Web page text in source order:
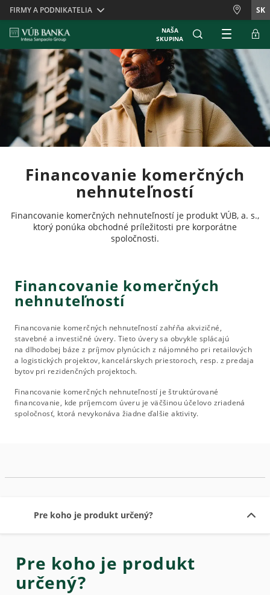
Skiplinks
FIRMY A PODNIKATELIA SK
NAŠA
SKUPINA
Financovanie komerčných
nehnuteľností
Financovanie komerčných nehnuteľností je produkt VÚB, a. s.,
ktorý ponúka obchodné príležitosti pre korporátne
spoločnosti.
Financovanie komerčných
nehnuteľností
Financovanie komerčných nehnuteľností zahŕňa akvizičné,
stavebné a investičné úvery. Tieto úvery sa obvykle splácajú
na dlhodobej báze z príjmov plynúcich z nájomného pri retailových
a logistických projektov, kancelárskych priestoroch, resp. z predaja
bytov pri rezidenčných projektoch.
Financovanie komerčných nehnuteľností je štruktúrované
financovanie, kde príjemcom úveru je väčšinou účelovo zriadená
spoločnosť, ktorá nevykonáva žiadne ďalšie aktivity.
Pre koho je produkt určený?
Pre koho je produkt
určený?